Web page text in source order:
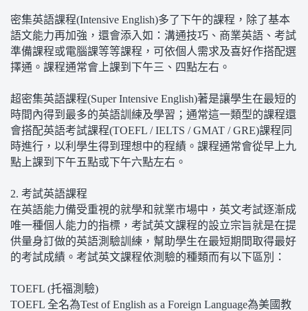
密集英語課程(Intensive English)多了下午的課程，除了基本
語文能力再加強，還會添入如：溝通技巧、商業英語、考試
準備課程或電腦課等等課程，可依個人需求及喜好作搭配選
擇通。課程通常會上課到下午三、四點左右。
超密集英語課程(Super Intensive English)著是讓學生在最短的
時間內得到最多的英語訓練及學習；通常這一類型的課程還
會搭配英語考試課程(TOEFL / IELTS / GMAT / GRE)課程同
時進行，以利學生得到理想中的程績。課程通常會從早上九
點上課到下午五點或下午六點左右。
2. 考試英語課程
在英語能力備受重視的就學和就業市場中，英文考試逐漸成
唯一種個人能力的指標，考試英文課程的設立宗旨就是在提
供量身訂做的英語測驗訓練，幫助學生在最短期間取得最好
的考試成績。考試英文課程依測驗的種類而有以下區別：
TOEFL (托福測驗)
TOEFL 全名為Test of English as a Foreign Language為美國教